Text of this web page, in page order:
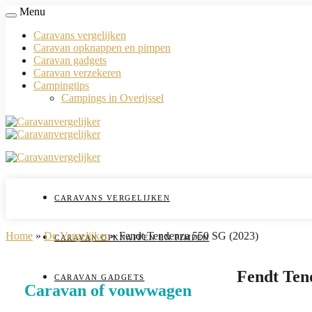
Menu
Caravans vergelijken
Caravan opknappen en pimpen
Caravan gadgets
Caravan verzekeren
Campingtips
Campings in Overijssel
CARAVANS VERGELIJKEN
CARAVAN OPKNAPPEN EN PIMPEN
CARAVAN GADGETS
Home »De Vergelijker»Fendt Tendenza 550 SG (2023)
Fendt
Caravan of vouwwagen